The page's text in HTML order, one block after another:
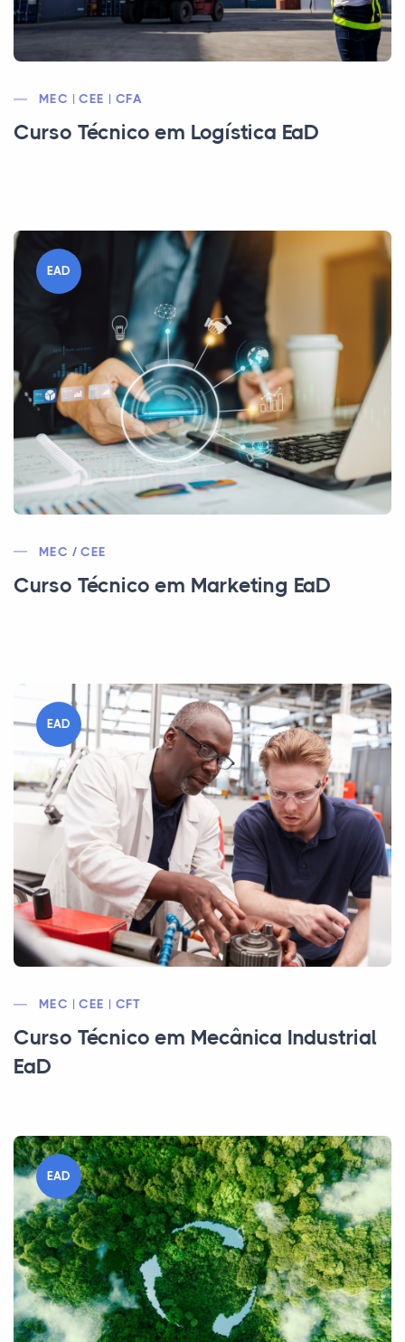
MEC | CEE | CFA
Curso Técnico em Logística EaD
EAD
MEC / CEE
Curso Técnico em Marketing EaD
EAD
MEC | CEE | CFT
Curso Técnico em Mecânica Industrial
EaD
EAD